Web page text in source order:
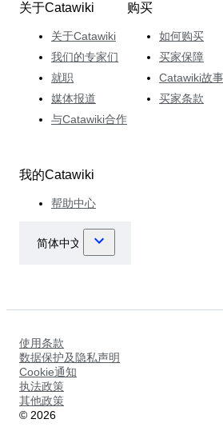
关于Catawiki
关于Catawiki
我们的专家们
就职
媒体报道
与Catawiki合作
购买
如何购买
买家保障
Catawiki故事
买家条款
我的Catawiki
帮助中心
使用条款
数据保护及隐私声明
Cookie通知
执法政策
其他政策
© 2026